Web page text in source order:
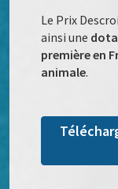
Le Prix
ainsi une
première en
animale.